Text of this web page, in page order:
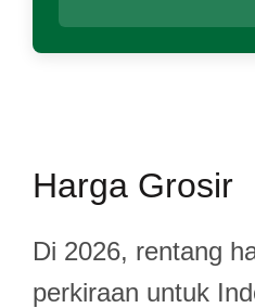
Harga Grosir
Di 2026, rentang
perkiraan untuk